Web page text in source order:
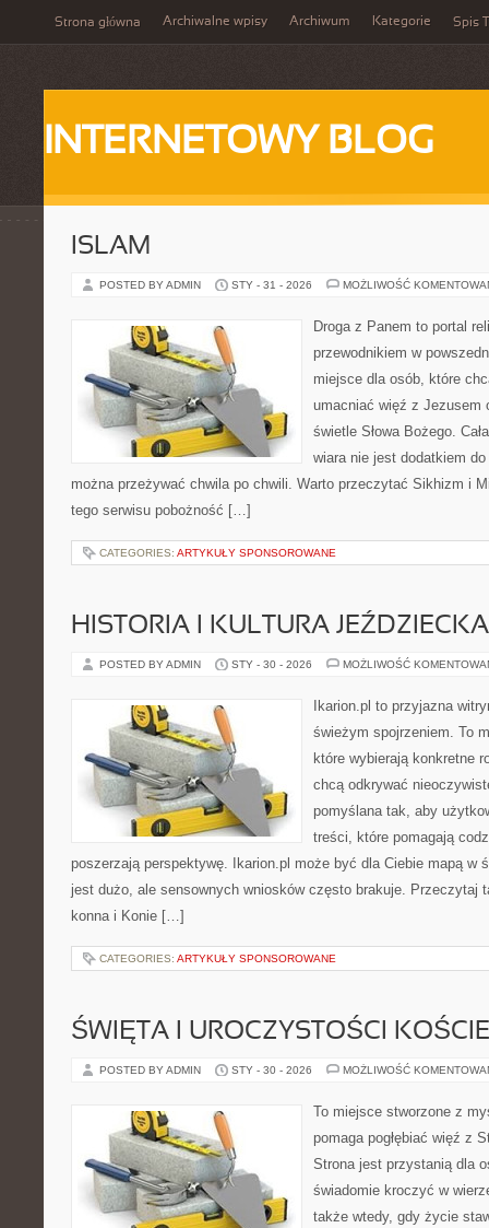
Strona główna Archiwalne wpisy Archiwum Kategorie Spis
INTERNETOWY BLOG
ISLAM
POSTED BY ADMIN STY - 31 - 2026 MOŻLIWOŚĆ
Droga z Panem to portal
przewodnikiem w
miejsce dla osób, które
umacniać więź z Jezusem
świetle Słowa Bożego.
wiara nie jest dodatkiem
można przeżywać chwila po chwili. Warto przeczytać Sikhizm i
tego serwisu pobożność […]
CATEGORIES: ARTYKUŁY SPONSOROWANE
HISTORIA I KULTURA JEŹDZIECKA
POSTED BY ADMIN STY - 30 - 2026 MOŻLIWOŚĆ
Ikarion.pl to przyjazna
świeżym spojrzeniem. To
które wybierają konkretne
chcą odkrywać
pomyślana tak, aby
treści, które pomagają
poszerzają perspektywę. Ikarion.pl może być dla Ciebie mapą w
jest dużo, ale sensownych wniosków często brakuje. Przeczytaj
konna i Konie […]
CATEGORIES: ARTYKUŁY SPONSOROWANE
ŚWIĘTA I UROCZYSTOŚCI
POSTED BY ADMIN STY - 30 - 2026 MOŻLIWOŚĆ
To miejsce stworzone z
pomaga pogłębiać więź z
Strona jest przystanią dla
świadomie kroczyć w
także wtedy, gdy życie